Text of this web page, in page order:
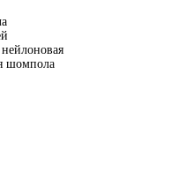
шомпола